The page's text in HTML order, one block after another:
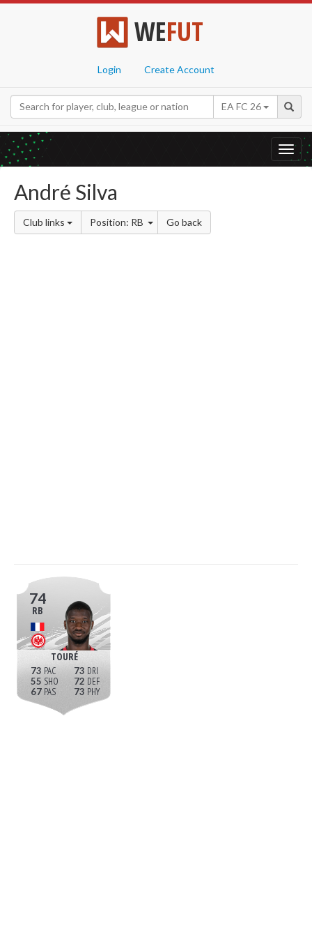
WEFUT
Login Create Account
EA FC 26
André Silva
Club links Position: RB Go back
74
RB
TOURÉ
73
55
67
73
72
73